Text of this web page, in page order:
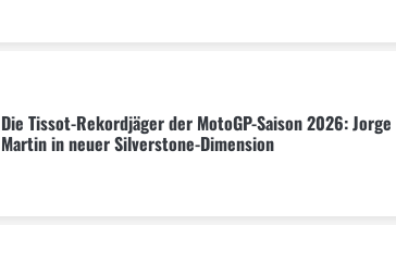
Die Tissot-Rekordjäger der MotoGP-Saison 2026: Jorge
Martin in neuer Silverstone-Dimension